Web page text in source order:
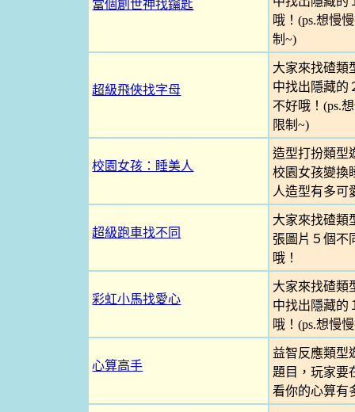
當個創世神找鑰匙
哦！(ps.想慢
制~)
超級飛俠找字母
大家來找碴類
中找出隱藏的
不好哦！(ps.
限制~)
校園女孩：睡美人
造型打扮類型
校園女孩變換
人造型有多可
超級跑車找不同
大家來找碴類
張圖片５個不
哦！
彩虹小馬找愛心
大家來找碴類
中找出隱藏的
哦！(ps.想慢
心算高手
益智反應類型
題目，玩家要
看你的心算有